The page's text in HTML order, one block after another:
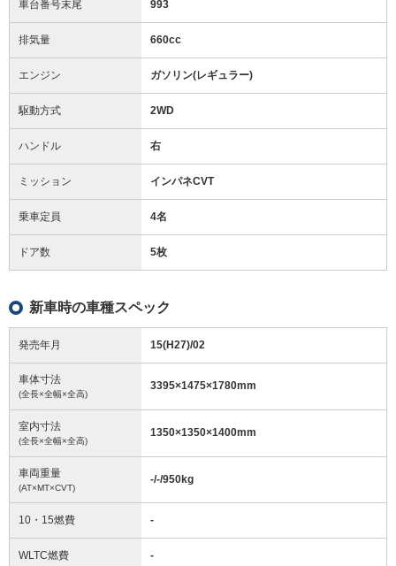
車台番号末尾 993
排気量 660cc
エンジン ガソリン(レギュラー)
駆動方式 2WD
ハンドル 右
ミッション インパネCVT
乗車定員 4名
ドア数 5枚
新車時の車種スペック
発売年月 15(H27)/02
車体寸法
(全長×全幅×全高)
3395×1475×1780mm
室内寸法
(全長×全幅×全高)
1350×1350×1400mm
車両重量
(AT×MT×CVT)
-/-/950kg
10・15燃費 -
WLTC燃費 -